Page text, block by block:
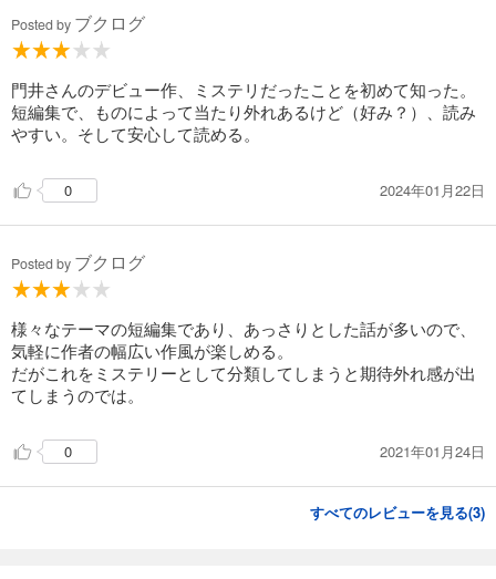
Posted by ブクログ
門井さんのデビュー作、ミステリだったことを初めて知った。
短編集で、ものによって当たり外れあるけど（好み？）、読み
やすい。そして安心して読める。
0 2024年01月22日
Posted by ブクログ
様々なテーマの短編集であり、あっさりとした話が多いので、
気軽に作者の幅広い作風が楽しめる。
だがこれをミステリーとして分類してしまうと期待外れ感が出
てしまうのでは。
0 2021年01月24日
すべてのレビューを見る(3)